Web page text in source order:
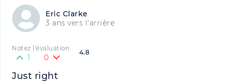
Eric Clarke
3 ans vers l'arrière
4.8
Notez l'évaluation
1 0
Just right